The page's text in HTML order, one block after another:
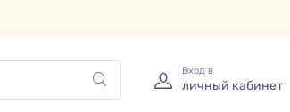
Вход в
личный кабинет